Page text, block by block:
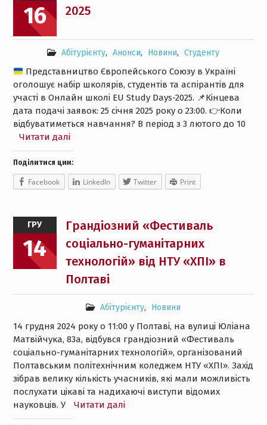
16 2025
Абітурієнту, Анонси, Новини, Студенту
Представництво Європейського Союзу в Україні
оголошує набір школярів, студентів та аспірантів для
участі в Онлайн школі EU Study Days-2025. 📌Кінцева
дата подачі заявок: 25 січня 2025 року о 23:00. 👉Коли
відбуватиметься навчання? В період з 3 лютого до 10
Читати далі
Поділитися цим:
Facebook LinkedIn Twitter Print
ГРУ
14
Грандіозний «Фестиваль
соціально-гуманітарних
технологій» від НТУ «ХПІ» в
Полтаві
Абітурієнту, Новини
14 грудня 2024 року о 11:00 у Полтаві, на вулиці Юліана
Матвійчука, 83а, відбувся грандіозний «Фестиваль
соціально-гуманітарних технологій», організований
Полтавським політехнічним коледжем НТУ «ХПІ». Захід
зібрав велику кількість учасників, які мали можливість
послухати цікаві та надихаючі виступи відомих
науковців. У
Читати далі